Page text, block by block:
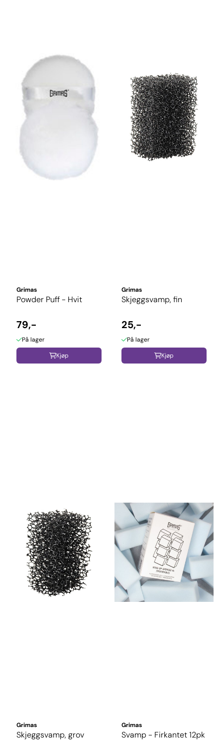
Grimas
Powder Puff - Hvit
79,-
På lager
Kjøp
Grimas
Skjeggsvamp, fin
25,-
På lager
Kjøp
Grimas
Skjeggsvamp, grov
Grimas
Svamp - Firkantet 12pk